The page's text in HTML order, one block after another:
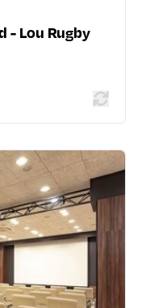
- Lou Rugby
ET RÉUNIONS
Bateau
des bateaux quai
69002 Lyon 2ème